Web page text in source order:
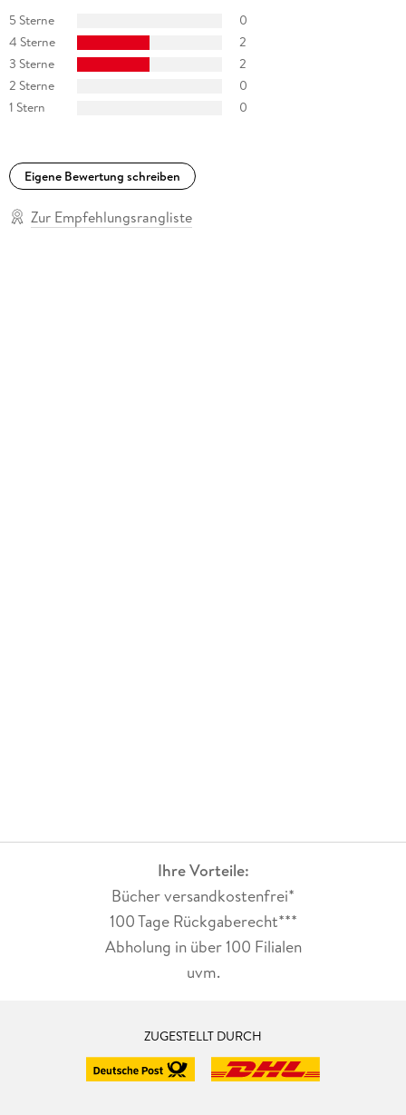
5 Sterne
0
4 Sterne
2
3 Sterne
2
2 Sterne
0
1 Stern
0
Eigene Bewertung schreiben
Zur Empfehlungsrangliste
Ihre Vorteile:
Bücher versandkostenfrei*
100 Tage Rückgaberecht***
Abholung in über 100 Filialen
uvm.
ZUGESTELLT DURCH